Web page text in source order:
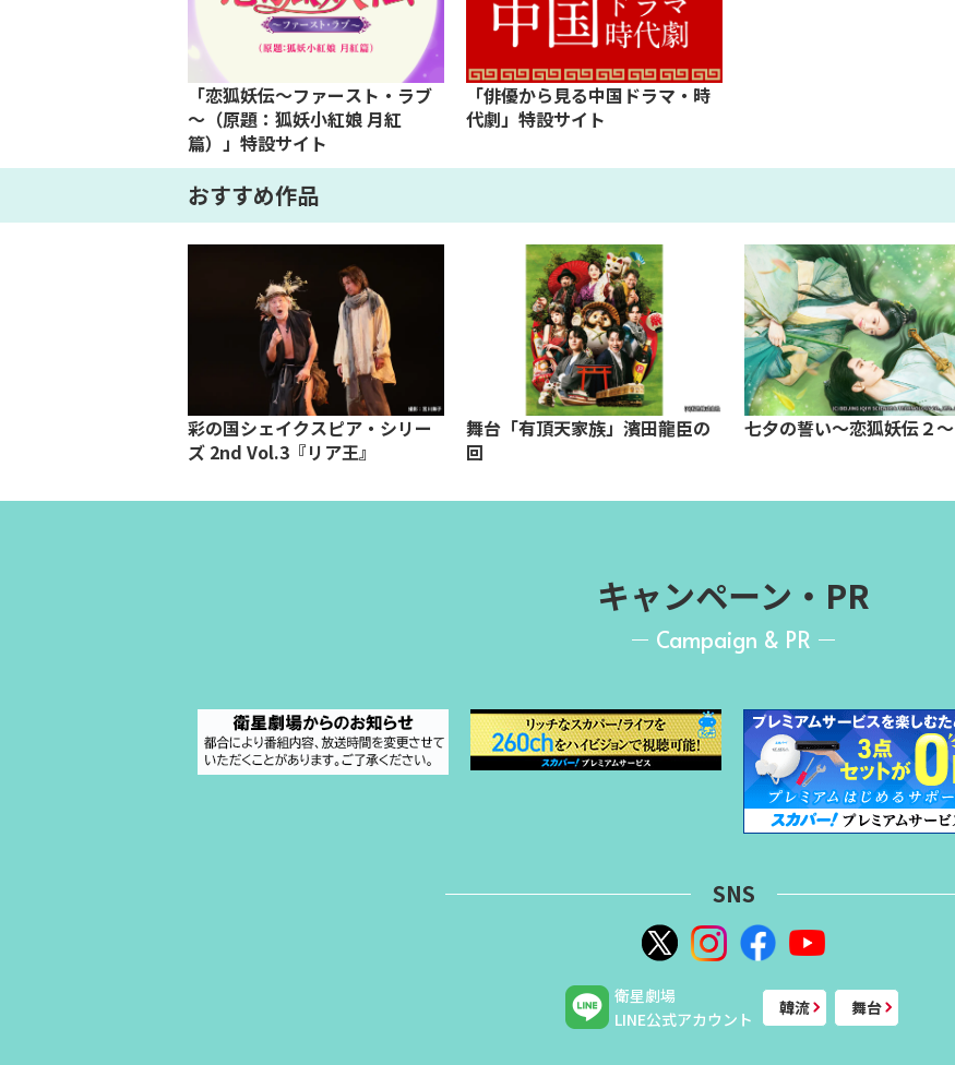
「恋狐妖伝～ファースト・ラブ
～（原題：狐妖小紅娘 月紅
篇）」特設サイト
「俳優から見る中国ドラマ・時
代劇」特設サイト
おすすめ作品
彩の国シェイクスピア・シリー
ズ 2nd Vol.3『リア王』
舞台「有頂天家族」濱田龍臣の
回
七夕の誓い～恋狐妖伝２～
キャンペーン・PR
Campaign & PR
SNS
衛星劇場
LINE公式アカウント
韓流 舞台